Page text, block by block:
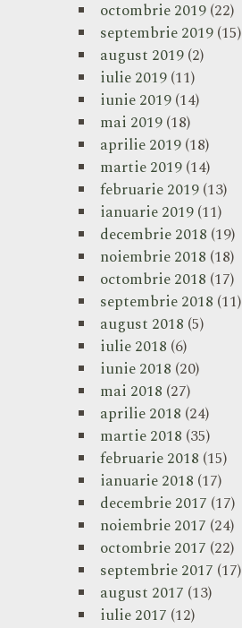
octombrie 2019(22)
septembrie 2019(15)
august 2019(2)
iulie 2019(11)
iunie 2019(14)
mai 2019(18)
aprilie 2019(18)
martie 2019(14)
februarie 2019(13)
ianuarie 2019(11)
decembrie 2018 (19)
noiembrie 2018 (18)
octombrie 2018 (17)
septembrie 2018 (11)
august 2018 (5)
iulie 2018 (6)
iunie 2018 (20)
mai 2018 (27)
aprilie 2018 (24)
martie 2018 (35)
februarie 2018 (15)
ianuarie 2018 (17)
decembrie 2017 (17)
noiembrie 2017 (24)
octombrie 2017 (22)
septembrie 2017 (17)
august 2017 (13)
iulie 2017 (12)